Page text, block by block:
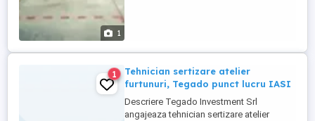
1
1
Tehnician sertizare atelier
furtunuri, Tegado punct lucru IASI
Descriere Tegado Investment Srl
angajeaza tehnician sertizare atelier